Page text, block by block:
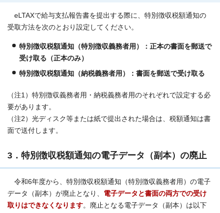
eLTAXで給与支払報告書を提出する際に、特別徴収税額通知の
受取方法を次のとおり設定してください。
特別徴収税額通知（特別徴収義務者用）：正本の書面を郵送で
受け取る（正本のみ）
特別徴収税額通知（納税義務者用）：書面を郵送で受け取る
（注1）特別徴収義務者用・納税義務者用のそれぞれで設定する必
要があります。
（注2）光ディスク等または紙で提出された場合は、税額通知は書
面で送付します。
3．特別徴収税額通知の電子データ（副本）の廃止
令和6年度から、特別徴収税額通知（特別徴収義務者用）の電子
データ（副本）が廃止となり、 電子データと書面の両方での受け
取りはできなくなります。廃止となる電子データ（副本）は以下